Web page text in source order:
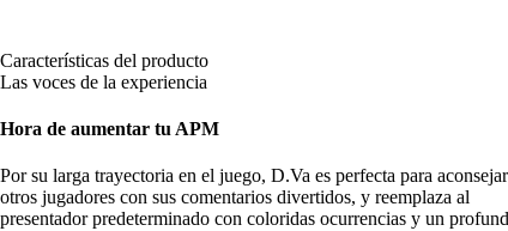
Características del producto
Las voces de la experiencia
Hora de aumentar tu APM
Por su larga trayectoria en el juego, D.Va es perfecta para
otros jugadores con sus comentarios divertidos, y reemplaza al
presentador predeterminado con coloridas ocurrencias y un